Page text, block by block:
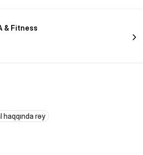
& Fitness
haqqında rəy